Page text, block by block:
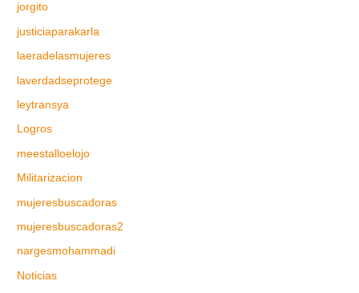
jorgito
justiciaparakarla
laeradelasmujeres
laverdadseprotege
leytransya
Logros
meestalloelojo
Militarizacion
mujeresbuscadoras
mujeresbuscadoras2
nargesmohammadi
Noticias